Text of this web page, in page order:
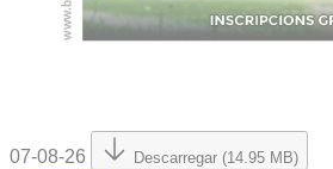
07-08-26 Descarregar (14.95 MB)